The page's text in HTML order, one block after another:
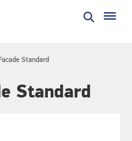
Standard
Standard